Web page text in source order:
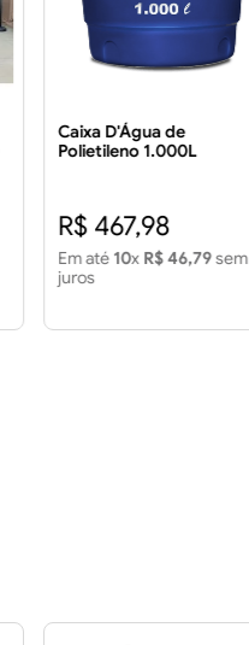
Caixa D'Água de
Polietileno 1.000L
R$ 467,98
Em até 10x R$ 46,79sem
juros